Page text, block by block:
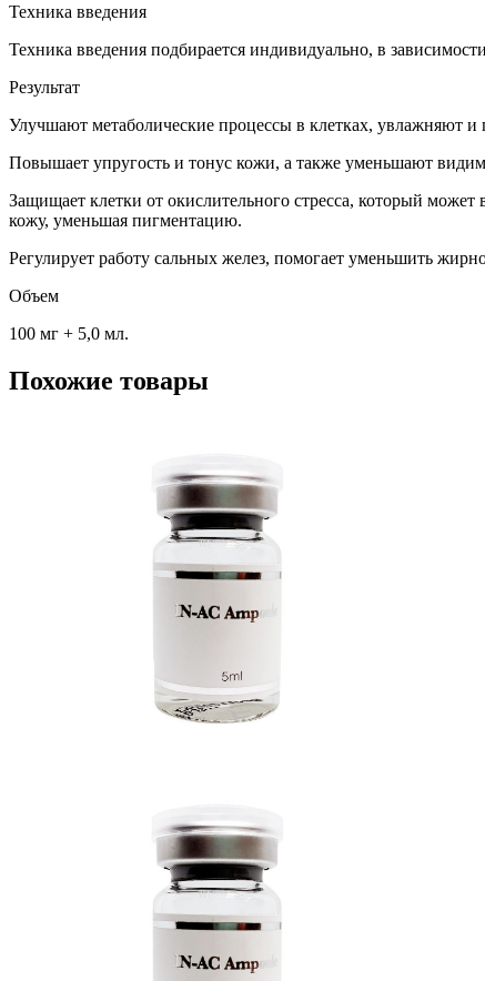
Техника введения
Техника введения подбирается индивидуально, в
Результат
Улучшают метаболические процессы в клетках, увлажняют
Повышает упругость и тонус кожи, а также уменьшают
Защищает клетки от окислительного стресса, который
кожу, уменьшая пигментацию.
Регулирует работу сальных желез, помогает уменьшить
Объем
100 мг + 5,0 мл.
Похожие товары